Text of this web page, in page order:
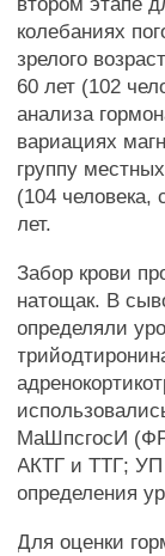
колебаниях
зрелого
60 лет (102
анализа
вариациях
группу
(104 человека,
лет.
Забор крови
натощак. В
определяли
МаШпсгосИ
АКТГ и ТТГ;
определения
Для оценки